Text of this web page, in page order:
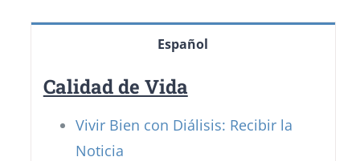
Español
Calidad de Vida
Vivir Bien con Diálisis: Recibir la
Noticia